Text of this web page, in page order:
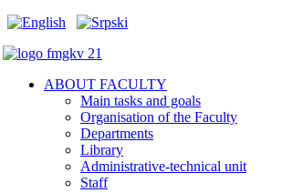
ABOUT FACULTY
Main tasks and goals
Organisation of the Faculty
Departments
Library
Administrative-technical unit
Staff